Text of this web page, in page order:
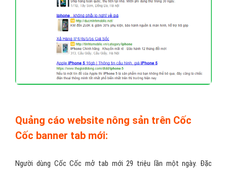
Quảng cáo website nông sản trên Cốc
Cốc banner tab mới:
Người dùng Cốc Cốc mở tab mới 29 triệu lần một ngày. Đặc